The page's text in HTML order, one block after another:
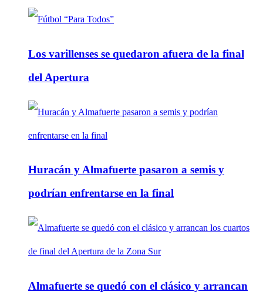
Los varillenses se quedaron afuera de la final
del Apertura
Huracán y Almafuerte pasaron a semis y
podrían enfrentarse en la final
Almafuerte se quedó con el clásico y arrancan